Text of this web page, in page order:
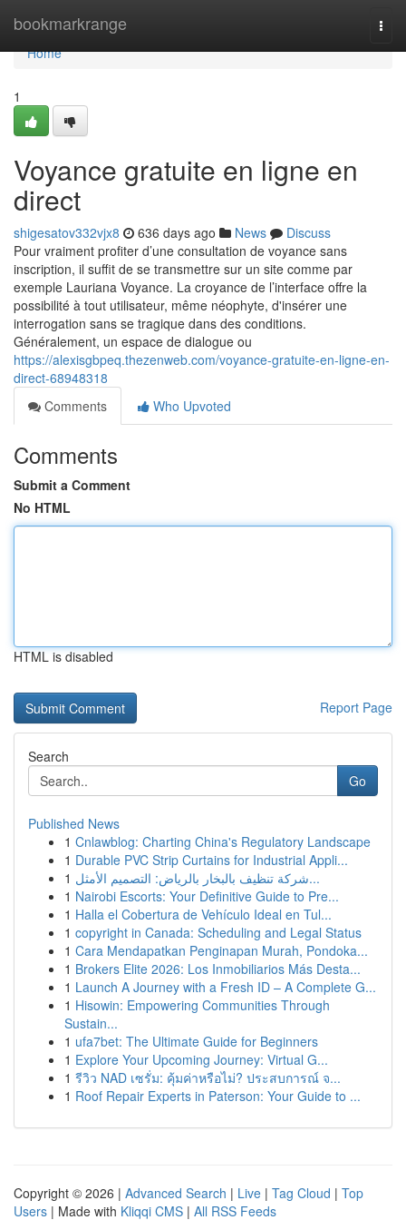
bookmarkrange
Home
Home
1
Voyance gratuite en ligne en
direct
shigesatov332vjx8 636 days ago News
Discuss
Pour vraiment profiter d’une consultation de voyance sans
inscription, il suffit de se transmettre sur un site comme par
exemple Lauriana Voyance. La croyance de l’interface offre la
possibilité à tout utilisateur, même néophyte, d'insérer une
interrogation sans se tragique dans des conditions.
Généralement, un espace de dialogue ou
https://alexisgbpeq.thezenweb.com/voyance-gratuite-en-ligne-en-
direct-68948318
Comments
Who Upvoted
Comments
Submit a Comment
No HTML
HTML is disabled
Report Page
Search
Go
Published News
1 Cnlawblog: Charting China's Regulatory Landscape
1 Durable PVC Strip Curtains for Industrial Appli...
1
شركة تنظيف بالبخار بالرياض: التصميم الأمثل...
1 Nairobi Escorts: Your Definitive Guide to Pre...
1 Halla el Cobertura de Vehículo Ideal en Tul...
1 copyright in Canada: Scheduling and Legal Status
1 Cara Mendapatkan Penginapan Murah, Pondoka...
1 Brokers Elite 2026: Los Inmobiliarios Más Desta...
1 Launch A Journey with a Fresh ID – A Complete G...
1 Hisowin: Empowering Communities Through
Sustain...
1 ufa7bet: The Ultimate Guide for Beginners
1 Explore Your Upcoming Journey: Virtual G...
1 รีวิว NAD เซรั่ม: คุ้มค่าหรือไม่? ประสบการณ์ จ...
1 Roof Repair Experts in Paterson: Your Guide to ...
Copyright © 2026 | Advanced Search | Live | Tag Cloud | Top
Users | Made with Kliqqi CMS | All RSS Feeds